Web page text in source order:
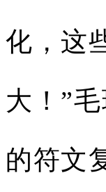
化，这
大！”
的符文